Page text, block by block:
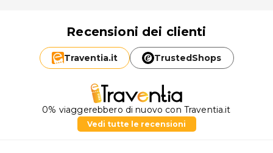
Recensioni dei clienti
Traventia.it TrustedShops
0% viaggerebbero di nuovo con Traventia.it
Vedi tutte le recensioni